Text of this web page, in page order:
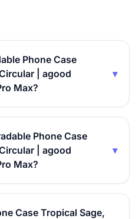
Phone Case
| agood
Max?
▾
Phone Case
| agood
Max?
▾
Case Tropical Sage,